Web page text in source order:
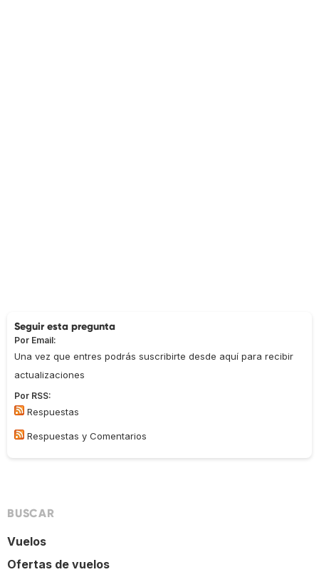
Seguir esta pregunta
Por Email:
Una vez que entres podrás suscribirte desde aquí para recibir
actualizaciones
Por RSS:
Respuestas
Respuestas y Comentarios
BUSCAR
Vuelos
Ofertas de vuelos